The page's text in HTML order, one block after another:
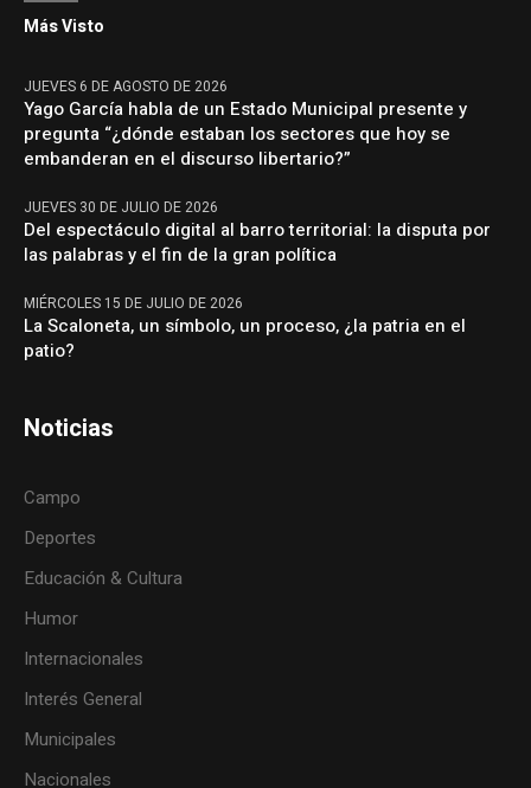
Más Visto
JUEVES 6 DE AGOSTO DE 2026
Yago García habla de un Estado Municipal presente y
pregunta “¿dónde estaban los sectores que hoy se
embanderan en el discurso libertario?”
JUEVES 30 DE JULIO DE 2026
Del espectáculo digital al barro territorial: la disputa por
las palabras y el fin de la gran política
MIÉRCOLES 15 DE JULIO DE 2026
La Scaloneta, un símbolo, un proceso, ¿la patria en el
patio?
Noticias
Campo
Deportes
Educación & Cultura
Humor
Internacionales
Interés General
Municipales
Nacionales